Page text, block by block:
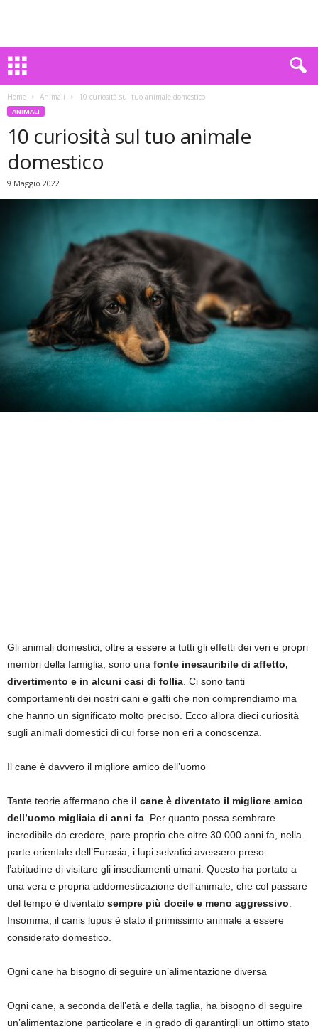
Home Animali 10 curiosità sul tuo animale domestico
ANIMALI
10 curiosità sul tuo animale
domestico
9 Maggio 2022
Gli animali domestici, oltre a essere a tutti gli effetti dei veri e propri
membri della famiglia, sono una fonte inesauribile di affetto,
divertimento e in alcuni casi di follia . Ci sono tanti
comportamenti dei nostri cani e gatti che non comprendiamo ma
che hanno un significato molto preciso. Ecco allora dieci curiosità
sugli animali domestici di cui forse non eri a conoscenza.
Il cane è davvero il migliore amico dell’uomo
Tante teorie affermano che il cane è diventato il migliore amico
dell’uomo migliaia di anni fa . Per quanto possa sembrare
incredibile da credere, pare proprio che oltre 30.000 anni fa, nella
parte orientale dell’Eurasia, i lupi selvatici avessero preso
l’abitudine di visitare gli insediamenti umani. Questo ha portato a
una vera e propria addomesticazione dell’animale, che col passare
del tempo è diventato sempre più docile e meno aggressivo
Insomma, il canis lupus è stato il primissimo animale a essere
considerato domestico.
Ogni cane ha bisogno di seguire un’alimentazione diversa
Ogni cane, a seconda dell’età e della taglia, ha bisogno di seguire
un’alimentazione particolare e in grado di garantirgli un ottimo stato